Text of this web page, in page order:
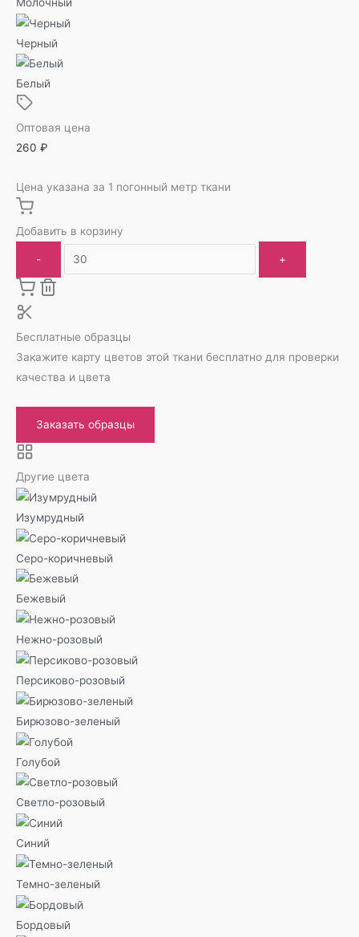
Черный
Белый
Оптовая цена
260 ₽
Цена указана за 1 погонный метр ткани
Добавить в корзину
- +
Бесплатные образцы
Закажите карту цветов этой ткани бесплатно для проверки
качества и цвета
Заказать образцы
Другие цвета
Изумрудный
Серо-коричневый
Бежевый
Нежно-розовый
Персиково-розовый
Бирюзово-зеленый
Голубой
Светло-розовый
Синий
Темно-зеленый
Бордовый